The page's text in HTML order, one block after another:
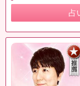
占